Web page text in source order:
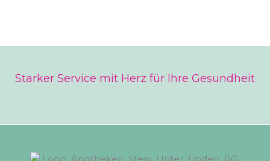
Starker Service mit Herz für Ihre Gesundheit